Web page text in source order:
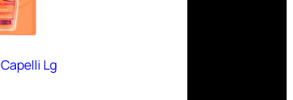
Capelli Lg